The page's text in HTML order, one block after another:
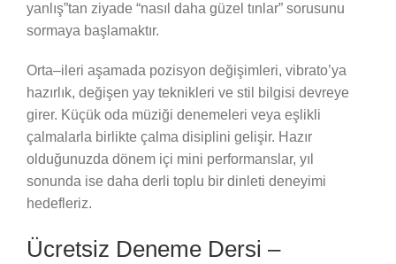
yanlış”tan ziyade “nasıl daha güzel tınlar” sorusunu
sormaya başlamaktır.
Orta–ileri aşamada pozisyon değişimleri, vibrato’ya
hazırlık, değişen yay teknikleri ve stil bilgisi devreye
girer. Küçük oda müziği denemeleri veya eşlikli
çalmalarla birlikte çalma disiplini gelişir. Hazır
olduğunuzda dönem içi mini performanslar, yıl
sonunda ise daha derli toplu bir dinleti deneyimi
hedefleriz.
Ücretsiz Deneme Dersi –